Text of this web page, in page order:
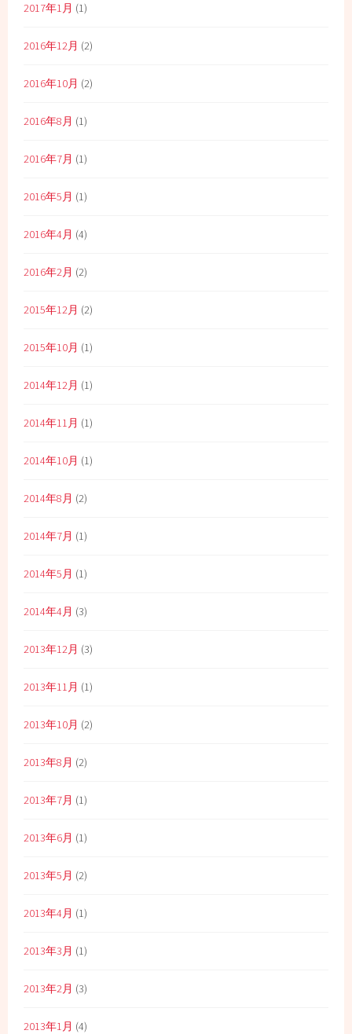
2017年1月 (1)
2016年12月 (2)
2016年10月 (2)
2016年8月 (1)
2016年7月 (1)
2016年5月 (1)
2016年4月 (4)
2016年2月 (2)
2015年12月 (2)
2015年10月 (1)
2014年12月 (1)
2014年11月 (1)
2014年10月 (1)
2014年8月 (2)
2014年7月 (1)
2014年5月 (1)
2014年4月 (3)
2013年12月 (3)
2013年11月 (1)
2013年10月 (2)
2013年8月 (2)
2013年7月 (1)
2013年6月 (1)
2013年5月 (2)
2013年4月 (1)
2013年3月 (1)
2013年2月 (3)
2013年1月 (4)